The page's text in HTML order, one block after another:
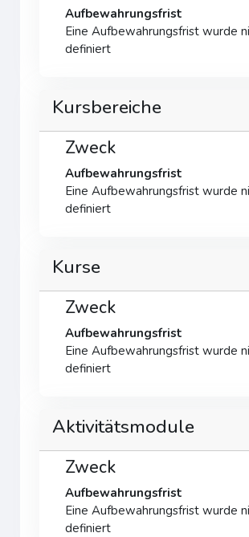
Aufbewahrungsfrist
Eine Aufbewahrungsfrist wurde
definiert
Kursbereiche
Zweck
Aufbewahrungsfrist
Eine Aufbewahrungsfrist wurde
definiert
Kurse
Zweck
Aufbewahrungsfrist
Eine Aufbewahrungsfrist wurde
definiert
Aktivitätsmodule
Zweck
Aufbewahrungsfrist
Eine Aufbewahrungsfrist wurde
definiert